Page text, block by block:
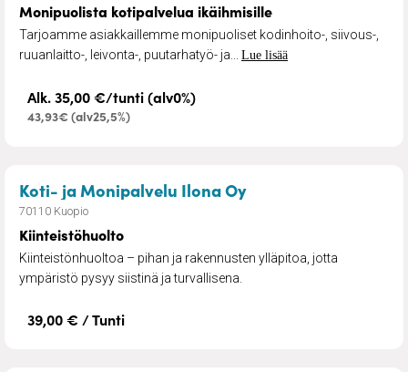
Monipuolista kotipalvelua ikäihmisille
Tarjoamme asiakkaillemme monipuoliset kodinhoito-, siivous-,
ruuanlaitto-, leivonta-, puutarhatyö- ja... Lue lisää
Alk. 35,00 €/tunti (alv0%)
43,93€ (alv25,5%)
Koti- ja Monipalvelu Ilona Oy– Kiinteistöhuolto
70110 Kuopio
Kiinteistöhuolto
Kiinteistönhuoltoa – pihan ja rakennusten ylläpitoa, jotta
ympäristö pysyy siistinä ja turvallisena.
39,00 € / Tunti